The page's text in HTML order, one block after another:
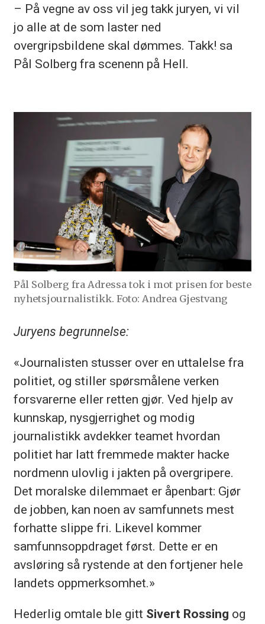
– På vegne av oss vil jeg takk juryen, vi vil
jo alle at de som laster ned
overgripsbildene skal dømmes. Takk! sa
Pål Solberg fra scenenn på Hell.
Pål Solberg fra Adressa tok i mot prisen for beste
nyhetsjournalistikk. Foto: Andrea Gjestvang
Juryens begrunnelse:
«Journalisten stusser over en uttalelse fra
politiet, og stiller spørsmålene verken
forsvarerne eller retten gjør. Ved hjelp av
kunnskap, nysgjerrighet og modig
journalistikk avdekker teamet hvordan
politiet har latt fremmede makter hacke
nordmenn ulovlig i jakten på overgripere.
Det moralske dilemmaet er åpenbart: Gjør
de jobben, kan noen av samfunnets mest
forhatte slippe fri. Likevel kommer
samfunnsoppdraget først. Dette er en
avsløring så rystende at den fortjener hele
landets oppmerksomhet.»
Hederlig omtale ble gitt Sivert Rossing og